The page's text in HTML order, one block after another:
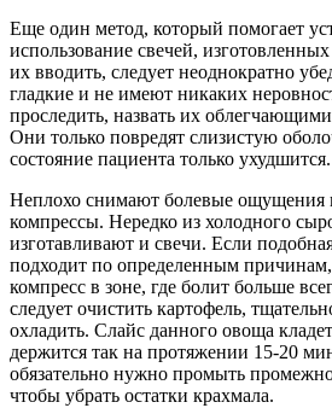
Еще один метод, который помогает
использование свечей,
их вводить, следует неоднократно
гладкие и не имеют никаких
проследить, назвать их
Они только повредят слизистую
состояние пациента только ухудшится.
Неплохо снимают болевые ощущения
компрессы. Нередко из холодного
изготавливают и свечи. Если
подходит по определенным причинам,
компресс в зоне, где болит больше
следует очистить картофель,
охладить. Слайс данного овоща
держится так на протяжении 15-20
обязательно нужно промыть
чтобы убрать остатки крахмала.